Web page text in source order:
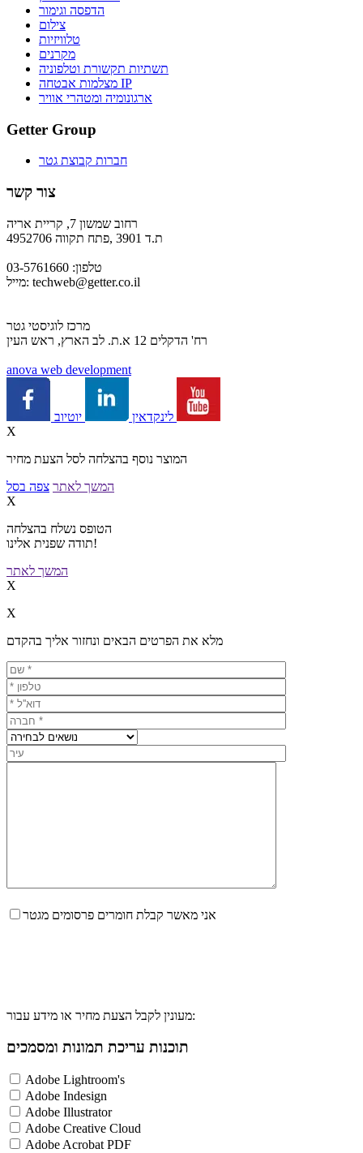
הדפסה וגימור
צילום
טלוויזיות
מקרנים
תשתיות תקשורת וטלפוניה
מצלמות אבטחה IP
ארגונומיה ומטהרי אוויר
Getter Group
חברות קבוצת גטר
צור קשר
רחוב שמשון 7, קריית אריה
ת.ד 3901 ,פתח תקווה 4952706
טלפון: 03-5761660
מייל: techweb@getter.co.il
מרכז לוגיסטי גטר
רח' הדקלים 12 א.ת. לב הארץ, ראש העין
anova web development
לינקדאין
X
המוצר נוסף בהצלחה לסל הצעת מחיר
המשך לאתר צפה בסל
X
הטופס נשלח בהצלחה
תודה שפנית אלינו!
המשך לאתר
X
X
מלא את הפרטים הבאים ונחזור אליך בהקדם
אני מאשר קבלת חומרים פרסומים מגטר
מעונין לקבל הצעת מחיר או מידע עבור:
תוכנות עריכת תמונות ומסמכים
Adobe Lightroom's
Adobe Indesign
Adobe Illustrator
Adobe Creative Cloud
Adobe Acrobat PDF